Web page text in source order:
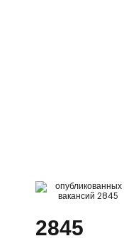
2845